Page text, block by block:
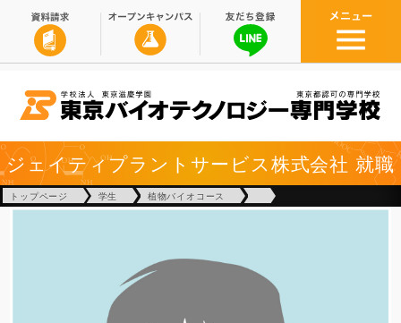
ジェイティプラントサービス株式会社 就職
トップページ 学生 植物バイオコース